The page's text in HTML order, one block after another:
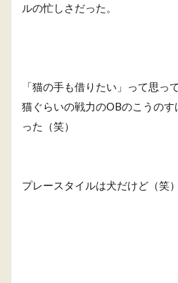
ルの忙しさだった。
「猫の手も借りたい」って思っ
猫ぐらいの戦力のOBのこうの
った（笑）
プレースタイルは犬だけど（笑）